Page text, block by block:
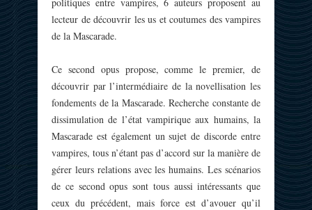
lecteur de découvrir les us et coutumes des vampires
de la Mascarade.
Ce second opus propose, comme le premier, de
découvrir par l’intermédiaire de la novellisation les
fondements de la Mascarade. Recherche constante de
dissimulation de l’état vampirique aux humains, la
Mascarade est également un sujet de discorde entre
vampires, tous n’étant pas d’accord sur la manière de
gérer leurs relations avec les humains. Les scénarios
de ce second opus sont tous aussi intéressants que
ceux du précédent, mais force est d’avouer qu’il